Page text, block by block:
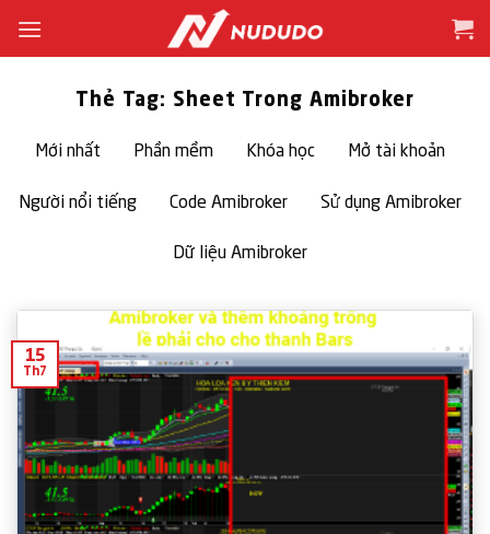
qua
Thẻ Tag: Sheet Trong Amibroker
Mới nhất Phần mềm Khóa học Mở tài khoản
Người nổi tiếng Code Amibroker Sử dụng Amibroker
Dữ liệu Amibroker
15
Th7